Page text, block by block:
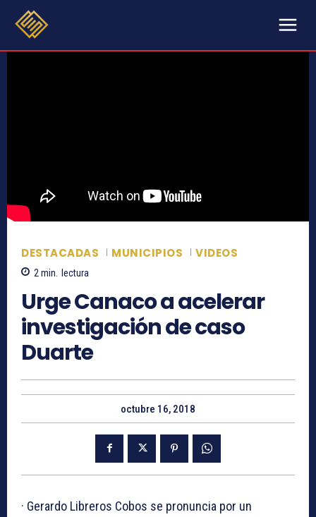
DESTACADAS MUNICIPIOS VIDEOS
2 min. lectura
Urge Canaco a acelerar
investigación de caso
Duarte
octubre 16, 2018
· Gerardo Libreros Cobos se pronuncia por un